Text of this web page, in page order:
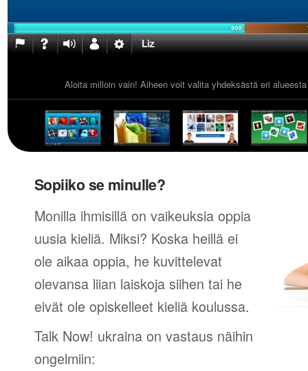
Aloita milloin vain! Aiheen voit valita yhdeksästä eri
Sopiiko se minulle?
Monilla ihmisillä on vaikeuksia oppia
uusia kieliä. Miksi? Koska heillä ei
ole aikaa oppia, he kuvittelevat
olevansa liian laiskoja siihen tai he
eivät ole opiskelleet kieliä koulussa.
Talk Now! ukraina on vastaus näihin
ongelmiin: